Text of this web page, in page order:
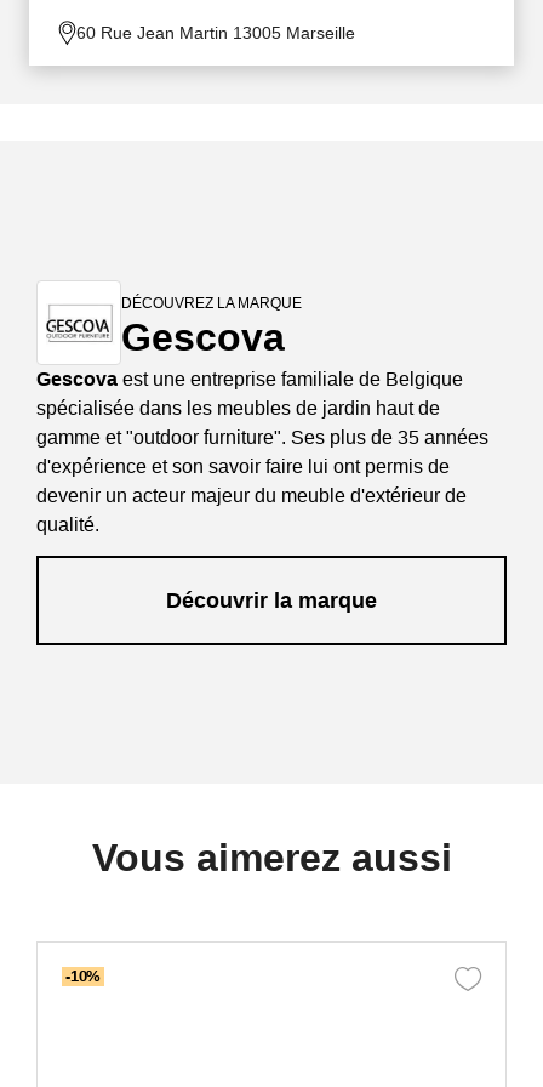
60 Rue Jean Martin 13005 Marseille
DÉCOUVREZ LA MARQUE
Gescova
Gescova est une entreprise familiale de Belgique
spécialisée dans les meubles de jardin haut de
gamme et "outdoor furniture". Ses plus de 35 années
d'expérience et son savoir faire lui ont permis de
devenir un acteur majeur du meuble d'extérieur de
qualité.
Découvrir la marque
Vous aimerez aussi
-10%